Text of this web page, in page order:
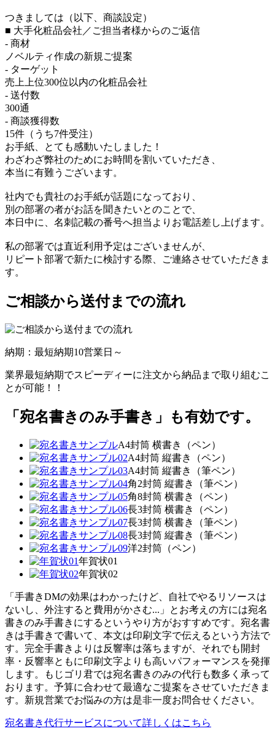
つきましては（以下、商談設定）
■ 大手化粧品会社／ご担当者様からのご返信
- 商材
ノベルティ作成の新規ご提案
- ターゲット
売上上位300位以内の化粧品会社
- 送付数
300通
- 商談獲得数
15件（うち7件受注）
お手紙、とても感動いたしました！
わざわざ弊社のためにお時間を割いていただき、
本当に有難うございます。
社内でも貴社のお手紙が話題になっており、
別の部署の者がお話を聞きたいとのことで、
本日中に、名刺記載の番号へ担当よりお電話差し上げます。
私の部署では直近利用予定はございませんが、
リピート部署で新たに検討する際、ご連絡させていただきま
す。
ご相談から送付までの流れ
納期：最短納期10営業日～
業界最短納期でスピーディーに注文から納品まで取り組むこ
とが可能！！
「宛名書きのみ手書き」も有効です。
A4封筒 横書き（ペン）
A4封筒 縦書き（ペン）
A4封筒 縦書き（筆ペン）
角2封筒 縦書き（筆ペン）
角8封筒 横書き（ペン）
長3封筒 横書き（ペン）
長3封筒 横書き（筆ペン）
長3封筒 縦書き（筆ペン）
洋2封筒（ペン）
年賀状01
年賀状02
「手書きDMの効果はわかったけど、自社でやるリソースは
ないし、外注すると費用がかさむ...」とお考えの方には宛名
書きのみ手書きにするというやり方がおすすめです。宛名書
きは手書きで書いて、本文は印刷文字で伝えるという方法で
す。完全手書きよりは反響率は落ちますが、それでも開封
率・反響率ともに印刷文字よりも高いパフォーマンスを発揮
します。もじゴリ君では宛名書きのみの代行も数多く承って
おります。予算に合わせて最適なご提案をさせていただきま
す。新規営業でお悩みの方は是非一度お問合せください。
宛名書き代行サービスについて詳しくはこちら